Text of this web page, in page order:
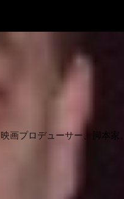
画プロデューサー、脚本家。